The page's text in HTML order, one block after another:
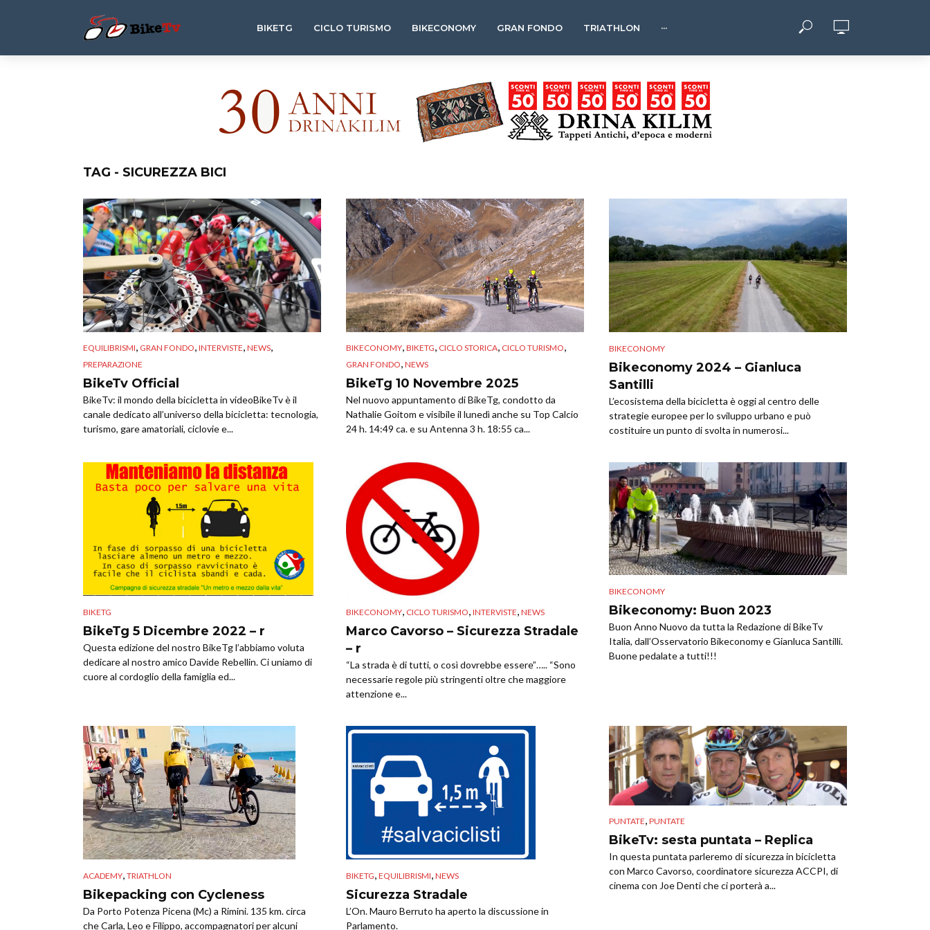
BIKETG CICLO TURISMO BIKECONOMY GRAN FONDO TRIATHLON ···
TAG - SICUREZZA BICI
EQUILIBRISMI, GRAN FONDO, INTERVISTE, NEWS,
PREPARAZIONE
BikeTv Official
BikeTv: il mondo della bicicletta in videoBikeTv è il
canale dedicato all’universo della bicicletta: tecnologia,
turismo, gare amatoriali, ciclovie e...
BIKECONOMY, BIKETG, CICLO STORICA, CICLO TURISMO,
GRAN FONDO, NEWS
BikeTg 10 Novembre 2025
Nel nuovo appuntamento di BikeTg, condotto da
Nathalie Goitom e visibile il lunedì anche su Top Calcio
24 h. 14:49 ca. e su Antenna 3 h. 18:55 ca...
BIKECONOMY
Bikeconomy 2024 – Gianluca
Santilli
L’ecosistema della bicicletta è oggi al centro delle
strategie europee per lo sviluppo urbano e può
costituire un punto di svolta in numerosi...
BIKETG
BikeTg 5 Dicembre 2022 – r
Questa edizione del nostro BikeTg l’abbiamo voluta
dedicare al nostro amico Davide Rebellin. Ci uniamo di
cuore al cordoglio della famiglia ed...
BIKECONOMY, CICLO TURISMO, INTERVISTE, NEWS
Marco Cavorso – Sicurezza Stradale
– r
“La strada è di tutti, o così dovrebbe essere”….. “Sono
necessarie regole più stringenti oltre che maggiore
attenzione e...
BIKECONOMY
Bikeconomy: Buon 2023
Buon Anno Nuovo da tutta la Redazione di BikeTv
Italia, dall’Osservatorio Bikeconomy e Gianluca Santilli.
Buone pedalate a tutti!!!
ACADEMY, TRIATHLON
Bikepacking con Cycleness
Da Porto Potenza Picena (Mc) a Rimini. 135 km. circa
che Carla, Leo e Filippo, accompagnatori per alcuni
BIKETG, EQUILIBRISMI, NEWS
Sicurezza Stradale
L’On. Mauro Berruto ha aperto la discussione in
Parlamento.
PUNTATE, PUNTATE
BikeTv: sesta puntata – Replica
In questa puntata parleremo di sicurezza in bicicletta
con Marco Cavorso, coordinatore sicurezza ACCPI, di
cinema con Joe Denti che ci porterà a...